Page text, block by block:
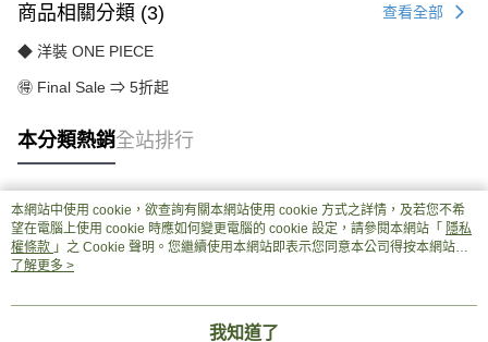
商品相關分類 (3) 查看全部
◆ 洋裝 ONE PIECE
🉐 Final Sale ⇒ 5折起
本分類熱銷全站排行
熱門標籤
本網站中使用 cookie，欲查詢有關本網站使用 cookie 方式之詳情，及若您不希
望在電腦上使用 cookie 時應如何變更電腦的 cookie 設定，請參閱本網站「 隱私
權條款 」之 Cookie 聲明。您繼續使用本網站即表示您同意本公司得按本網站使
用條款之 Cookie 聲明使用 cookie。
了解更多 >
我知道了